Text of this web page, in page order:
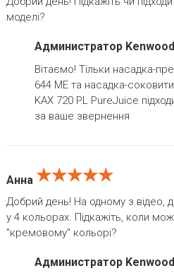
моделі?
Администратор Kenwood
Вітаємо! Тільки насадка-
644 ME та насадка-
KAX 720 PL PureJuice
за ваше звернення
Анна ★★★★★
★★★★★
★★★★★
Добрий день! На одному з відео,
у 4 кольорах. Підкажіть, коли
"кремовому" кольорі?
Администратор Kenwood